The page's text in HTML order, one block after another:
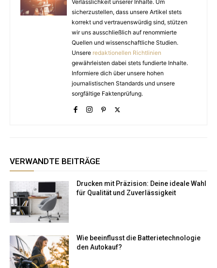
Verlässlichkeit unserer Inhalte. Um
sicherzustellen, dass unsere Artikel stets
korrekt und vertrauenswürdig sind, stützen
wir uns ausschließlich auf renommierte
Quellen und wissenschaftliche Studien.
Unsere redaktionellen Richtlinien
gewährleisten dabei stets fundierte Inhalte.
Informiere dich über unsere hohen
journalistischen Standards und unsere
sorgfältige Faktenprüfung.
VERWANDTE BEITRÄGE
Drucken mit Präzision: Deine ideale Wahl
für Qualität und Zuverlässigkeit
Wie beeinflusst die Batterietechnologie
den Autokauf?